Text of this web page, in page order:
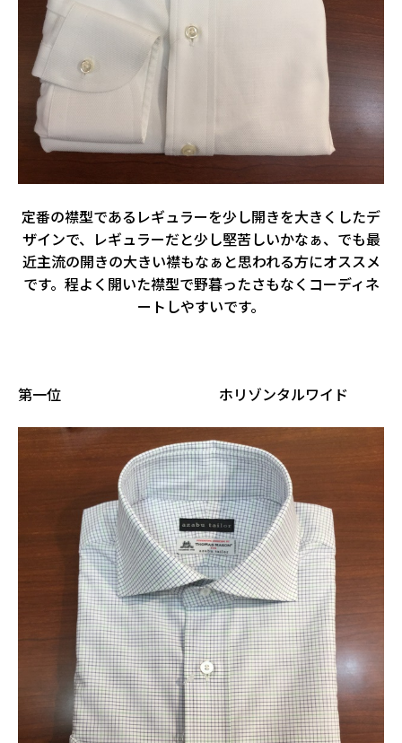
定番の襟型であるレギュラーを少し開きを大きくしたデ
ザインで、レギュラーだと少し堅苦しいかなぁ、でも最
近主流の開きの大きい襟もなぁと思われる方にオススメ
です。程よく開いた襟型で野暮ったさもなくコーディネ
ートしやすいです。
第一位 ホリゾンタルワイド